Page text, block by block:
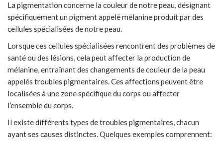
La pigmentation concerne la couleur de notre peau, désignant
spécifiquement un pigment appelé mélanine produit par des
cellules spécialisées de notre peau.
Lorsque ces cellules spécialisées rencontrent des problèmes de
santé ou des lésions, cela peut affecter la production de
mélanine, entraînant des changements de couleur de la peau
appelés troubles pigmentaires. Ces affections peuvent être
localisées à une zone spécifique du corps ou affecter
l’ensemble du corps.
Il existe différents types de troubles pigmentaires, chacun
ayant ses causes distinctes. Quelques exemples comprennent: